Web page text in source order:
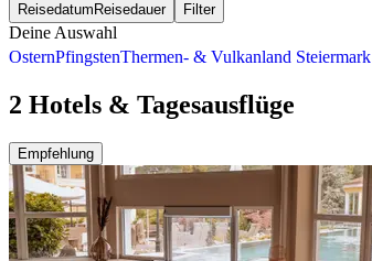
Reisedatum Reisedauer Filter
Deine Auswahl
OsternPfingstenThermen- & Vulkanland Steiermark
2 Hotels & Tagesausflüge
Empfehlung